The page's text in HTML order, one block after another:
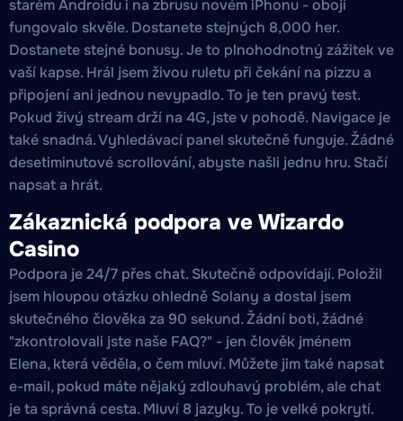
starém Androidu i na zbrusu novém iPhonu - obojí
fungovalo skvěle. Dostanete stejných 8,000 her.
Dostanete stejné bonusy. Je to plnohodnotný zážitek ve
vaší kapse. Hrál jsem živou ruletu při čekání na pizzu a
připojení ani jednou nevypadlo. To je ten pravý test.
Pokud živý stream drží na 4G, jste v pohodě. Navigace je
také snadná. Vyhledávací panel skutečně funguje. Žádné
desetiminutové scrollování, abyste našli jednu hru. Stačí
napsat a hrát.
Zákaznická podpora ve Wizardo
Casino
Podpora je 24/7 přes chat. Skutečně odpovídají. Položil
jsem hloupou otázku ohledně Solany a dostal jsem
skutečného člověka za 90 sekund. Žádní boti, žádné
"zkontrolovali jste naše FAQ?" - jen člověk jménem
Elena, která věděla, o čem mluví. Můžete jim také napsat
e-mail, pokud máte nějaký zdlouhavý problém, ale chat
je ta správná cesta. Mluví 8 jazyky. To je velké pokrytí.